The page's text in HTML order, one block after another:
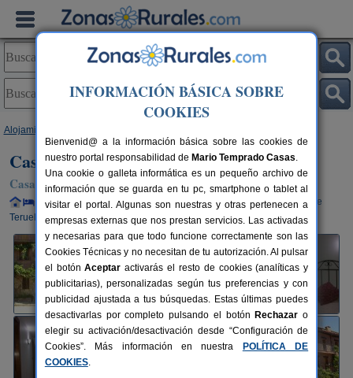
Alojamientos
Casa Josefina
Casa Rural en Gea de Albarracín (Teruel)
Alquiler completo y por habitaciones 2-6+1 plazas
23 km de
Teruel
INFORMACIÓN BÁSICA SOBRE
COOKIES
Bienvenid@ a la información básica sobre las cookies de
nuestro portal responsabilidad de Mario Temprado Casas.
Una cookie o galleta informática es un pequeño archivo de
información que se guarda en tu pc, smartphone o tablet al
visitar el portal. Algunas son nuestras y otras pertenecen a
empresas externas que nos prestan servicios. Las activadas
y necesarias para que todo funcione correctamente son las
Cookies Técnicas y no necesitan de tu autorización. Al pulsar
el botónAceptar activarás el resto de cookies (analíticas y
publicitarias), personalizadas según tus preferencias y con
publicidad ajustada a tus búsquedas. Estas últimas puedes
desactivarlas por completo pulsando el botón Rechazar o
elegir su activación/desactivación desde “Configuración de
Cookies”. Más información en nuestra
POLÍTICA DE
COOKIES.